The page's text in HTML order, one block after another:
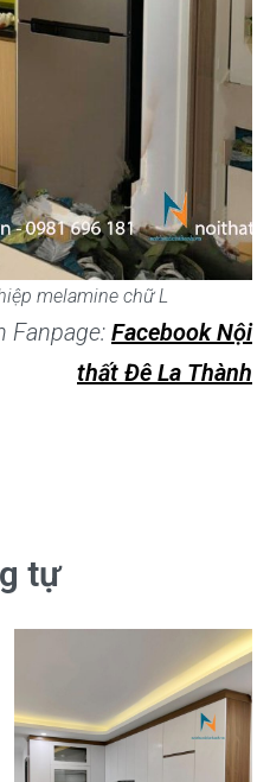
melamine chữ L
Fanpage: Facebook Nội
thất Đê La Thành
tự